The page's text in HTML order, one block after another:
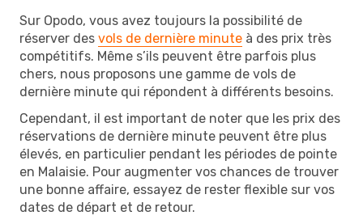
Sur Opodo, vous avez toujours la possibilité de
réserver des vols de dernière minute à des prix très
compétitifs. Même s’ils peuvent être parfois plus
chers, nous proposons une gamme de vols de
dernière minute qui répondent à différents besoins.
Cependant, il est important de noter que les prix des
réservations de dernière minute peuvent être plus
élevés, en particulier pendant les périodes de pointe
en Malaisie. Pour augmenter vos chances de trouver
une bonne affaire, essayez de rester flexible sur vos
dates de départ et de retour.